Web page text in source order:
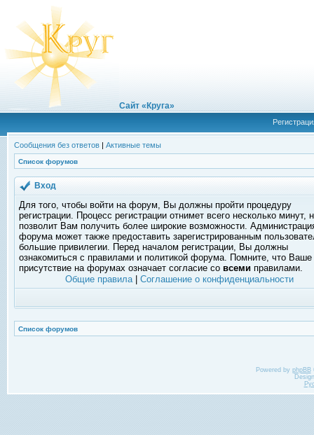
Сайт «Круга»
Сообщения без ответов | Активные темы
Список форумов
Вход
Для того, чтобы войти на форум, Вы должны пройти процедуру
регистрации. Процесс регистрации отнимет всего несколько минут,
позволит Вам получить более широкие возможности.
форума может также предоставить зарегистрированным
большие привилегии. Перед началом регистрации, Вы должны
ознакомиться с правилами и политикой форума. Помните, что Ваше
присутствие на форумах означает согласие со всеми правилами.
Общие правила| Соглашение о конфиденциальности
Список форумов
Powered by phpBB